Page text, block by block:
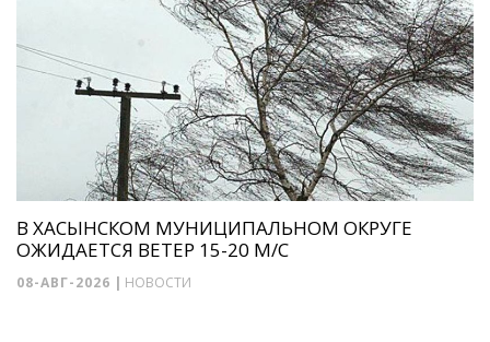
В ХАСЫНСКОМ МУНИЦИПАЛЬНОМ ОКРУГЕ
ОЖИДАЕТСЯ ВЕТЕР 15-20 М/С
08-АВГ-2026 | НОВОСТИ